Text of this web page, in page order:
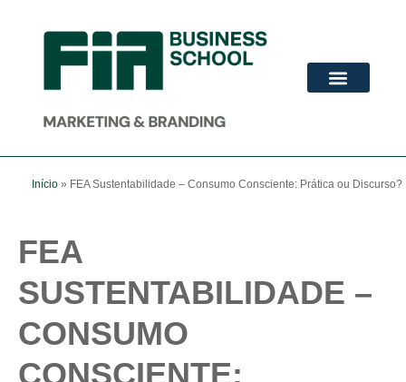
Início » FEA Sustentabilidade – Consumo Consciente: Prática ou Discurso?
FEA
SUSTENTABILIDADE –
CONSUMO
CONSCIENTE: